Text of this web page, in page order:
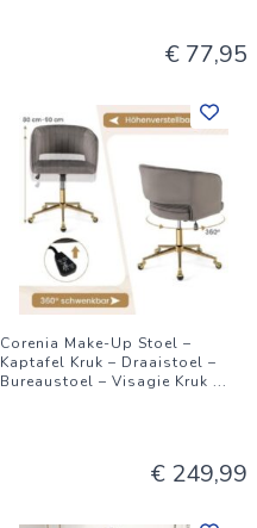
€ 77,95
Corenia Make-Up Stoel –
Kaptafel Kruk – Draaistoel –
Bureaustoel – Visagie Kruk ...
€ 249,99